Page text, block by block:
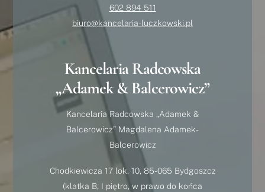
602 894 511
biuro@kancelaria-luczkowski.pl
Kancelaria Radcowska
„Adamek & Balcerowicz”
Kancelaria Radcowska „Adamek &
Balcerowicz” Magdalena Adamek-
Balcerowicz
Chodkiewicza 17 lok. 10, 85-065 Bydgoszcz
(klatka B, I piętro, w prawo do końca